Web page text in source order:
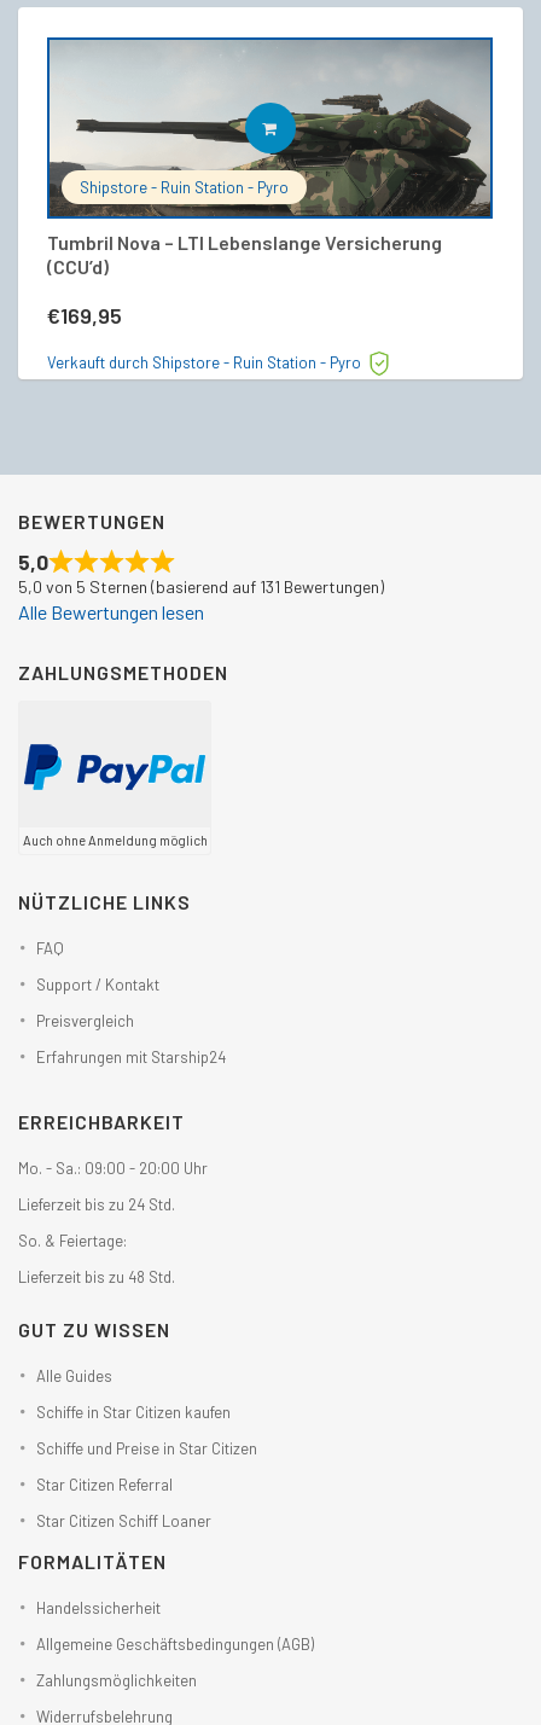
Shipstore - Ruin Station - Pyro
Tumbril Nova – LTI Lebenslange Versicherung
(CCU’d)
€169,95
IN DEN WARENKORB
Verkauft durch Shipstore - Ruin Station - Pyro
BEWERTUNGEN
5,0
5,0 von 5 Sternen (basierend auf 131 Bewertungen)
Alle Bewertungen lesen
ZAHLUNGSMETHODEN
Auch ohne Anmeldung möglich
NÜTZLICHE LINKS
FAQ
Support / Kontakt
Preisvergleich
Erfahrungen mit Starship24
ERREICHBARKEIT
Mo. - Sa.: 09:00 - 20:00 Uhr
Lieferzeit bis zu 24 Std.
So. & Feiertage:
Lieferzeit bis zu 48 Std.
GUT ZU WISSEN
Alle Guides
Schiffe in Star Citizen kaufen
Schiffe und Preise in Star Citizen
Star Citizen Referral
Star Citizen Schiff Loaner
FORMALITÄTEN
Handelssicherheit
Allgemeine Geschäftsbedingungen (AGB)
Zahlungsmöglichkeiten
Widerrufsbelehrung